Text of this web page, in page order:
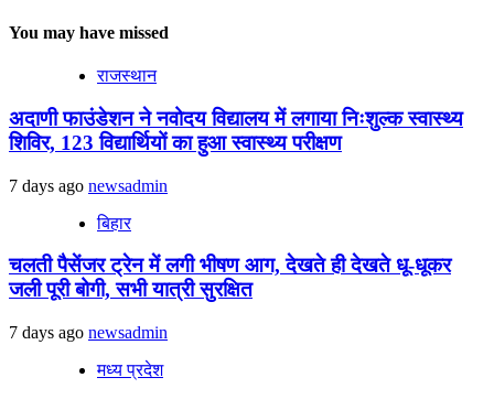
You may have missed
राजस्थान
अदाणी फाउंडेशन ने नवोदय विद्यालय में लगाया निःशुल्क स्वास्थ्य
शिविर, 123 विद्यार्थियों का हुआ स्वास्थ्य परीक्षण
7 days ago newsadmin
बिहार
चलती पैसेंजर ट्रेन में लगी भीषण आग, देखते ही देखते धू-धूकर
जली पूरी बोगी, सभी यात्री सुरक्षित
7 days ago newsadmin
मध्य प्रदेश